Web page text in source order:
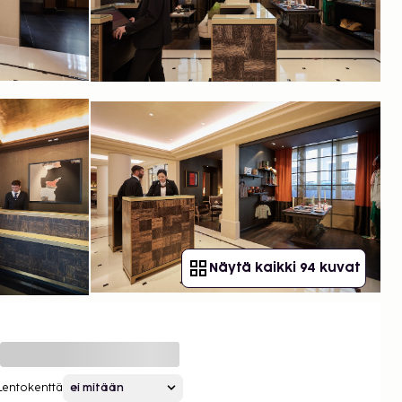
Näytä kaikki 94 kuvat